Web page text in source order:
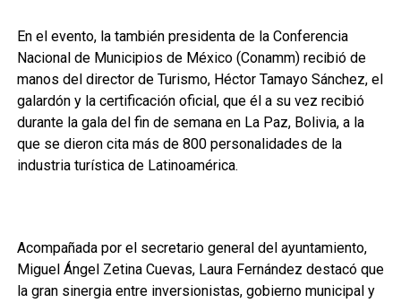
En el evento, la también presidenta de la Conferencia
Nacional de Municipios de México (Conamm) recibió de
manos del director de Turismo, Héctor Tamayo Sánchez, el
galardón y la certificación oficial, que él a su vez recibió
durante la gala del fin de semana en La Paz, Bolivia, a la
que se dieron cita más de 800 personalidades de la
industria turística de Latinoamérica.
Acompañada por el secretario general del ayuntamiento,
Miguel Ángel Zetina Cuevas, Laura Fernández destacó que
la gran sinergia entre inversionistas, gobierno municipal y